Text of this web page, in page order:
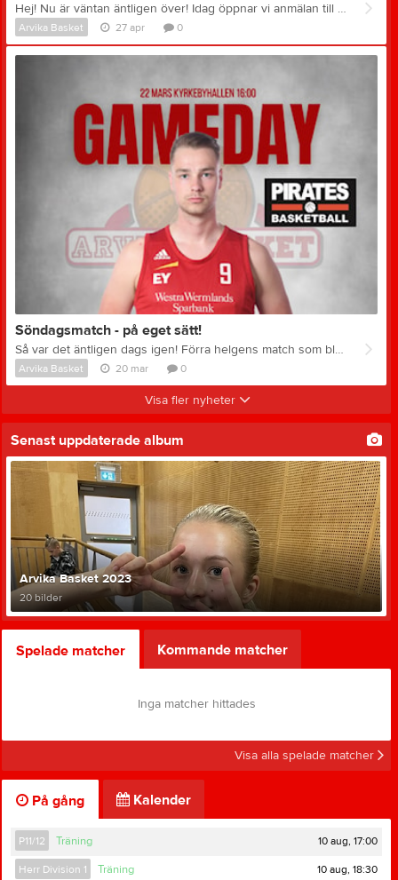
Hej! Nu är väntan äntligen över! Idag öppnar vi anmälan till Arvika Summer Camp 2026 – veckan där vi maxar glädje, utveckling och gemenskap på hemmaplan. Vi vet att du har slitit hårt i hallen/på planen under säsongen, men det är under sommaren vi verkligen hinner slipa på detaljerna, köra de roligaste övningarna och hänga med kompisarna utan stress. Detta väntar dig: • Proffsig träning: Utveckla dina skills med våra grymma coacher. • Nya polare: Träffa andra spelare som älskar sport lika mycket som du. • Mer än bara träning: Vi lovar tävlingar, bad och häng som du sent kommer glömma. ________________________________________ Snabba fakta: • När: 21-24 Juni • Var: Arvika, Kyrkby • För vem: Killar och tjejer födda - 2011 och äldre - 2012-13 - 2014-15 Säkra din plats direkt! Se till att du och dina lagkompisar bokar i tid så att ni inte missar årets roligaste vecka.
Arvika Basket 27 apr 0
Söndagsmatch - på eget sätt!
Så var det äntligen dags igen! Förra helgens match som blev inställd pga. Fel på korgarna i sporthallen, kommer nu att spelas på söndag i Kyrkebyhallen istället! Laget är laddade, de har chans att säkra kontraktet i division 1, men de behöver publikens hjälp! Ta med dig nära & kära och kom till kyrkebyhallen och heja fram dem till en vinst på söndag
Arvika Basket 20 mar 0
Visa fler nyheter
Senast uppdaterade album
Arvika Basket 2023
20 bilder
Spelade matcher Kommande matcher
Inga matcher hittades
Visa alla spelade matcher
På gång Kalender
P11/12 Träning 10 aug, 17:00
Herr Division 1 Träning 10 aug, 18:30